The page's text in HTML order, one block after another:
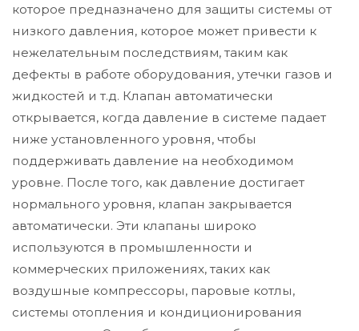
которое предназначено для защиты системы от
низкого давления, которое может привести к
нежелательным последствиям, таким как
дефекты в работе оборудования, утечки газов и
жидкостей и т.д. Клапан автоматически
открывается, когда давление в системе падает
ниже установленного уровня, чтобы
поддерживать давление на необходимом
уровне. После того, как давление достигает
нормального уровня, клапан закрывается
автоматически. Эти клапаны широко
используются в промышленности и
коммерческих приложениях, таких как
воздушные компрессоры, паровые котлы,
системы отопления и кондиционирования